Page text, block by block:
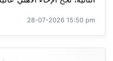
28-07-2026 15:50 pm